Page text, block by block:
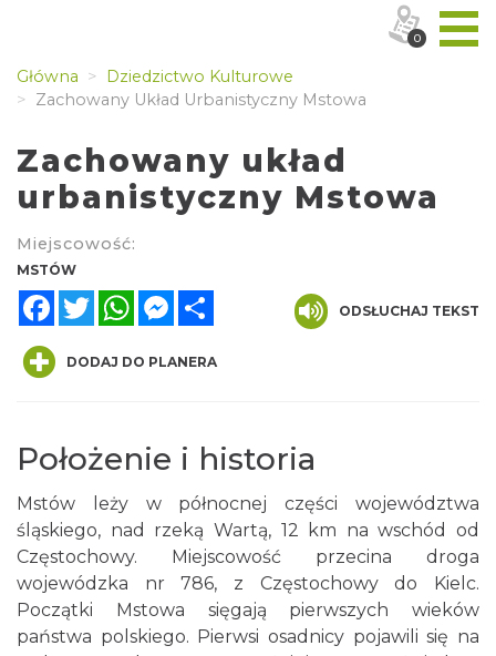
Główna
Dziedzictwo Kulturowe
Zachowany Układ Urbanistyczny Mstowa
Zachowany układ
urbanistyczny Mstowa
Miejscowość:
MSTÓW
FacebookTwitterWhatsAppMessenger
ODSŁUCHAJ TEKST
DODAJ DO PLANERA
Położenie i historia
Mstów leży w północnej części województwa
śląskiego, nad rzeką Wartą, 12 km na wschód od
Częstochowy. Miejscowość przecina droga
wojewódzka nr 786, z Częstochowy do Kielc.
Początki Mstowa sięgają pierwszych wieków
państwa polskiego. Pierwsi osadnicy pojawili się na
0